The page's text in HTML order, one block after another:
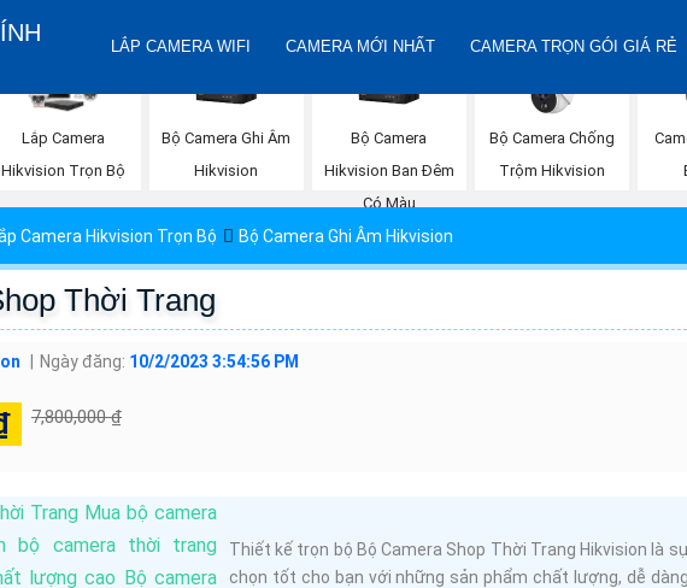
LẮP CAMERA WIFI CAMERA MỚI NHẤT CAMERA TRỌN GÓI GIÁ RẺ
Lắp Camera
Hikvision Trọn Bộ
Bộ Camera Ghi Âm
Hikvision
Bộ Camera
Hikvision Ban Đêm
Có Màu
Bộ Camera Chống
Trộm Hikvision
Camera Hikvision Trọn Bộ Bộ Camera Ghi Âm Hikvision
Thời Trang
Ngày đăng: 10/2/2023 3:54:56 PM
7,800,000 ₫
Thiết kế trọn bộ Bộ Camera Shop Thời Trang Hikvision là
chọn tốt cho bạn với những sản phẩm chất lượng, dễ